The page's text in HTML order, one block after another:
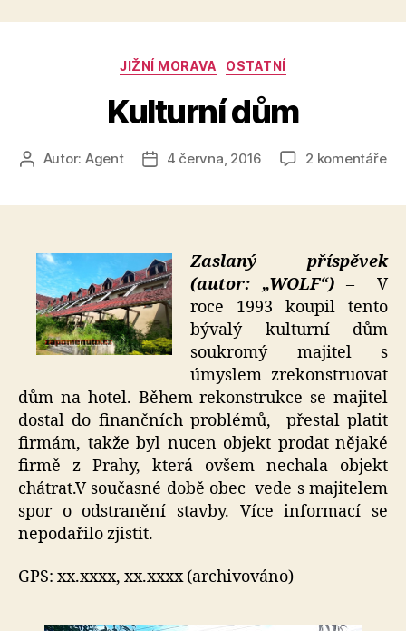
Rubriky
JIŽNÍ MORAVA OSTATNÍ
Kulturní dům
AutorAutor: Agent
Datum
4 června, 2016 2 komentářeu
Zaslaný příspěvek
(autor: „WOLF“)– V
roce 1993 koupil tento
bývalý kulturní dům
soukromý majitel s
úmyslem zrekonstruovat
dům na hotel. Během rekonstrukce se majitel
dostal do finančních problémů, přestal platit
firmám, takže byl nucen objekt prodat nějaké
firmě z Prahy, která ovšem nechala objekt
chátrat.V současné době obec vede s majitelem
spor o odstranění stavby. Více informací se
nepodařilo zjistit.
GPS: xx.xxxx, xx.xxxx (archivováno)